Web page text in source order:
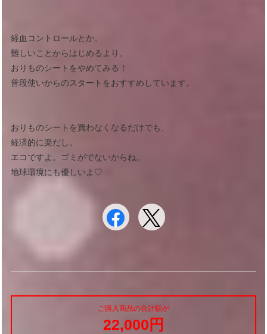
経血コントロールとか。
難しいことからはじめるより。
おりものシートをやめてみる！
普段使いからのスタートをおすすめしています。
おりものシートを買わなくなるだけでも、
経済的に楽だし。
エコですよ。ゴミがでないからね。
地球環境にも優しいよ♡
ご購入商品の合計額が
22,000円